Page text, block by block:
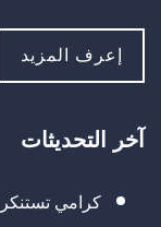
إعرف المزيد
آخر التحديثات
كرامي تستنكر